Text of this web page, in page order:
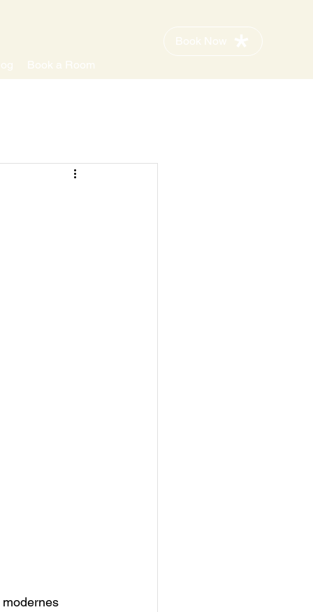
Book a Room
Book Now